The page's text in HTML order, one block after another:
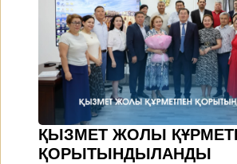
ҚЫЗМЕТ ЖОЛЫ
ҚОРЫТЫНДЫЛАНДЫ